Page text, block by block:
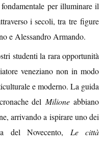
per illuminare il
i secoli, tra trefigure
e Alessandro Armando.
studenti la rara opportunità
veneziano non in modo
e moderno. La guida
del Milioneabbiano
arrivando a ispirare uno dei
del Novecento, Le città